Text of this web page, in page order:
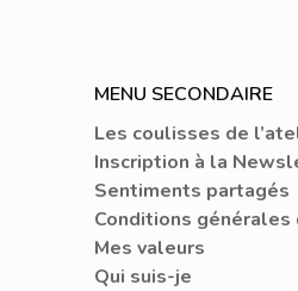
MENU SECONDAIRE
Les coulisses de
Inscription à la
Sentiments partagés
Conditions générales
Mes valeurs
Qui suis-je